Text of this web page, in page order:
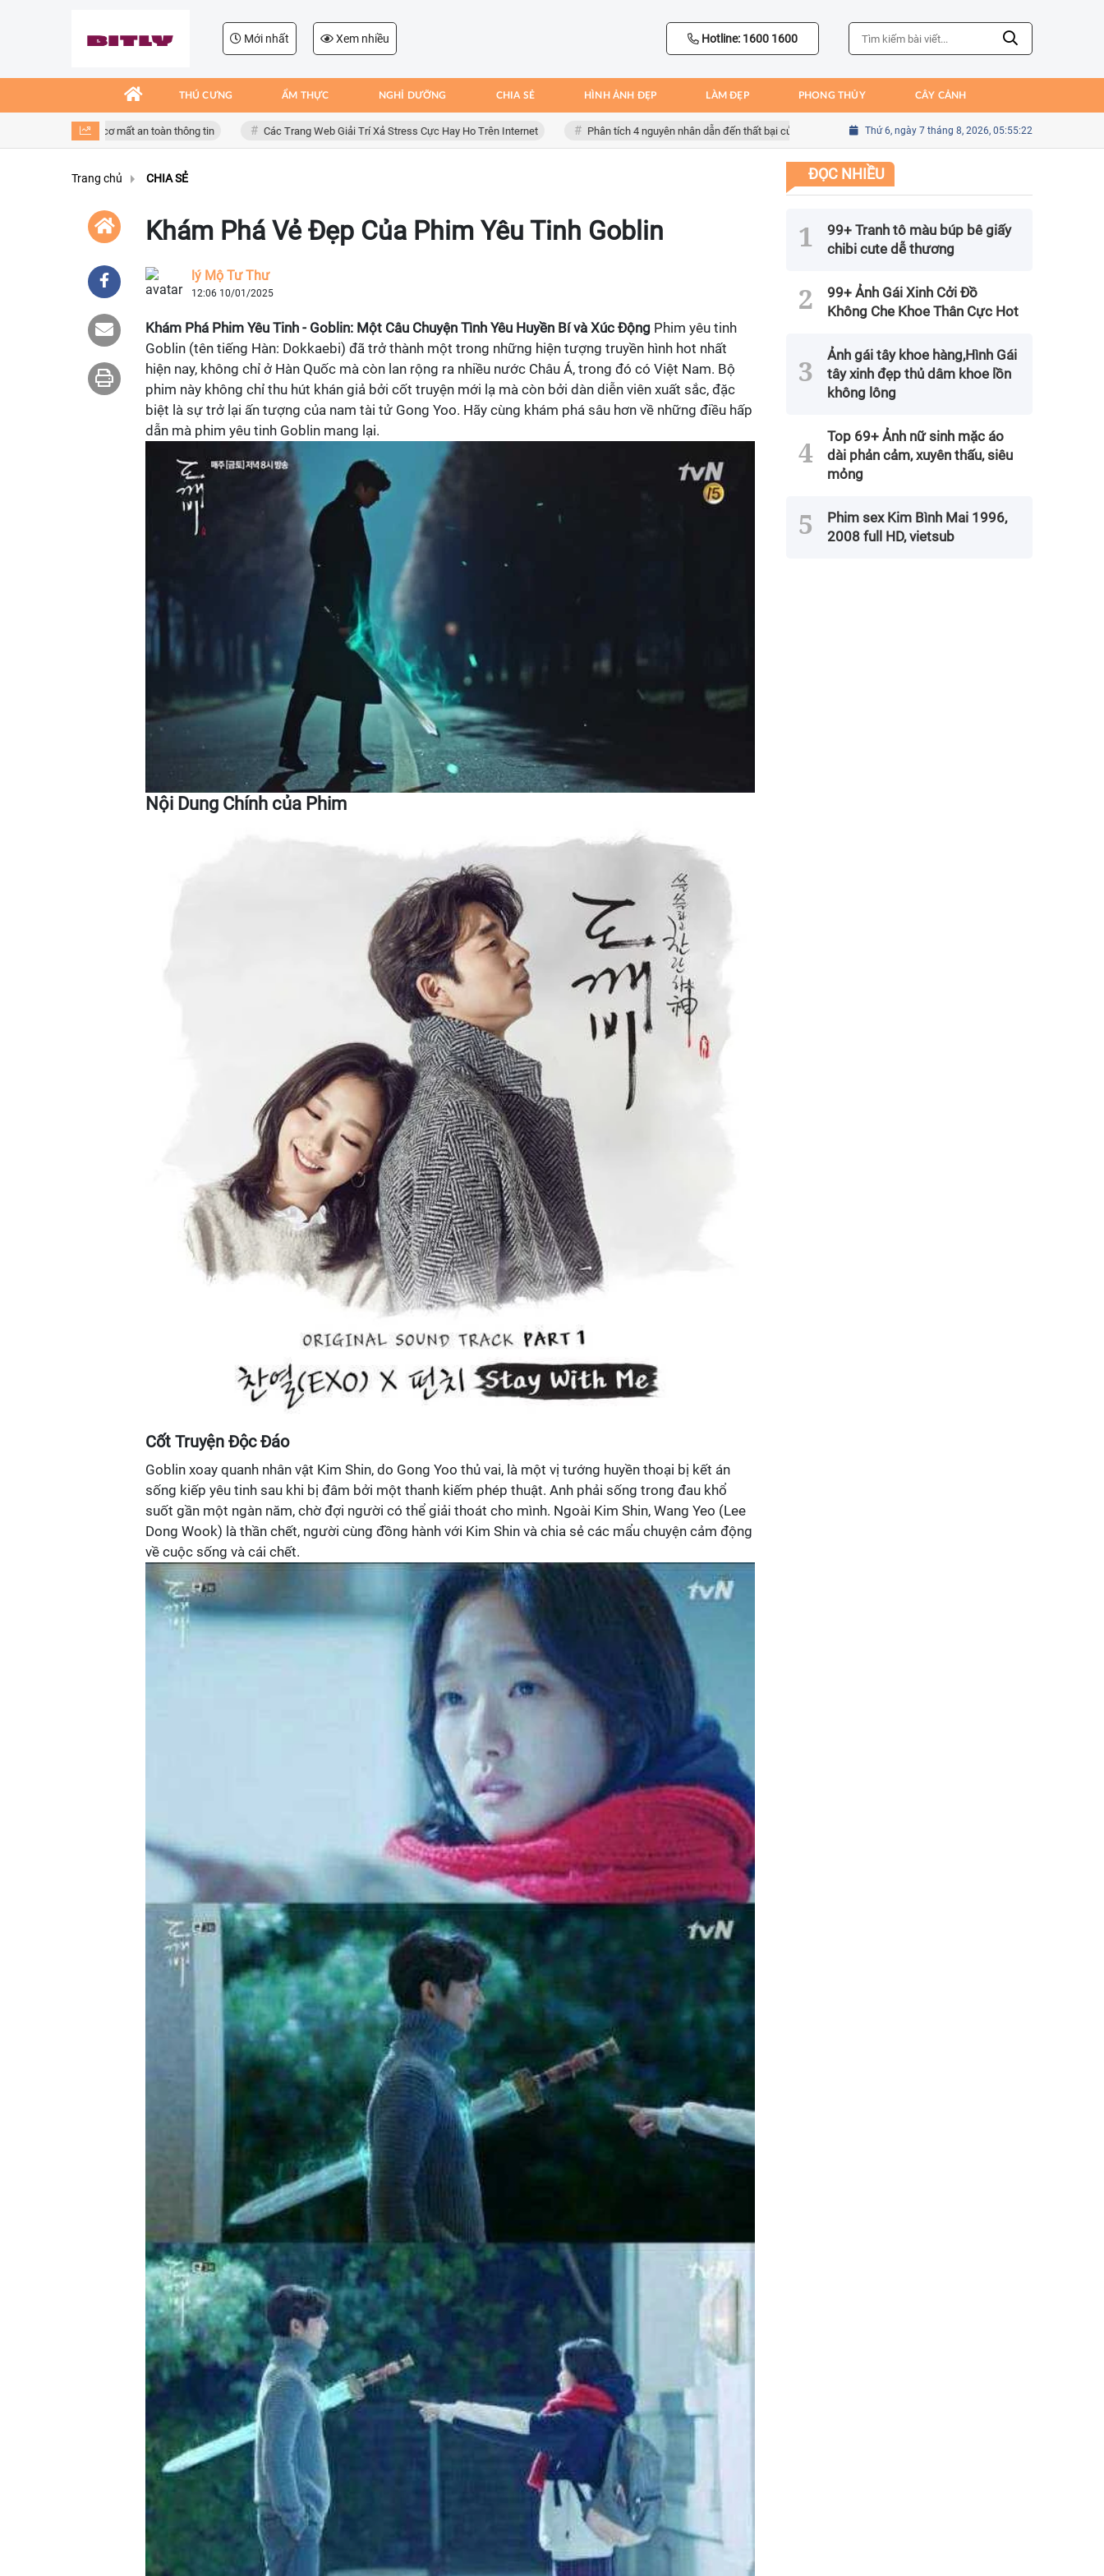
Mới nhất Xem nhiều Hotline: 1600 1600
THÚ CƯNG ẨM THỰC NGHỈ DƯỠNG CHIA SẺ HÌNH ẢNH ĐẸP LÀM ĐẸP PHONG THỦY CÂY CẢNH
mạo, nguy cơ mất an toàn thông tin Các Trang Web Giải Trí Xả Stress Cực Hay Ho Trên Internet Phân tích 4 nguyên nhân dẫn đến thất bại của Bồ Đào Nha Sai lầm của Kim Seung-gyu trong trận gặp Mexico
Thứ 6, ngày 7 tháng 8, 2026, 05:55:24
Trang chủ CHIA SẺ
Khám Phá Vẻ Đẹp Của Phim Yêu Tinh Goblin
lý Mộ Tư Thư
12:06 10/01/2025
Khám Phá Phim Yêu Tinh - Goblin: Một Câu Chuyện Tình Yêu Huyền Bí và Xúc Động Phim yêu tinh
Goblin (tên tiếng Hàn: Dokkaebi) đã trở thành một trong những hiện tượng truyền hình hot nhất
hiện nay, không chỉ ở Hàn Quốc mà còn lan rộng ra nhiều nước Châu Á, trong đó có Việt Nam. Bộ
phim này không chỉ thu hút khán giả bởi cốt truyện mới lạ mà còn bởi dàn diễn viên xuất sắc, đặc
biệt là sự trở lại ấn tượng của nam tài tử Gong Yoo. Hãy cùng khám phá sâu hơn về những điều hấp
dẫn mà phim yêu tinh Goblin mang lại.
Nội Dung Chính của Phim
Cốt Truyện Độc Đáo
Goblin xoay quanh nhân vật Kim Shin, do Gong Yoo thủ vai, là một vị tướng huyền thoại bị kết án
sống kiếp yêu tinh sau khi bị đâm bởi một thanh kiếm phép thuật. Anh phải sống trong đau khổ
suốt gần một ngàn năm, chờ đợi người có thể giải thoát cho mình. Ngoài Kim Shin, Wang Yeo (Lee
Dong Wook) là thần chết, người cùng đồng hành với Kim Shin và chia sẻ các mẩu chuyện cảm động
về cuộc sống và cái chết.
ĐỌC NHIỀU
99+ Tranh tô màu búp bê giấy
chibi cute dễ thương
99+ Ảnh Gái Xinh Cởi Đồ
Không Che Khoe Thân Cực Hot
Ảnh gái tây khoe hàng,Hình Gái
tây xinh đẹp thủ dâm khoe lồn
không lông
Top 69+ Ảnh nữ sinh mặc áo
dài phản cảm, xuyên thấu, siêu
mỏng
Phim sex Kim Bình Mai 1996,
2008 full HD, vietsub